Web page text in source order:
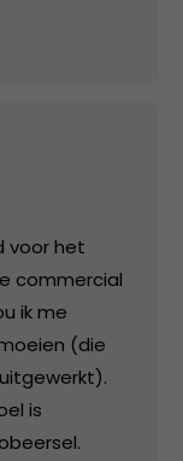
voor het
commercial
ik me
(die
is